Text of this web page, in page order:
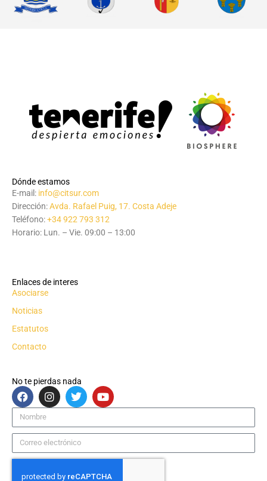
Dónde estamos
E-mail: info@citsur.com
Dirección:Avda. Rafael Puig, 17. Costa Adeje
Teléfono:+34 922 793 312
Horario: Lun. – Vie. 09:00 – 13:00
Enlaces de interes
Asociarse
Noticias
Estatutos
Contacto
No te pierdas nada
F
a
c
e
b
o
o
I
n
s
a
g
r
m
T
w
i
t
e
r
Y
o
u
u
e
Nombre
Correo
electrónico